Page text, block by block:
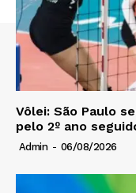
Vôlei: São Paulo
pelo 2º ano
Admin - 06/08/2026